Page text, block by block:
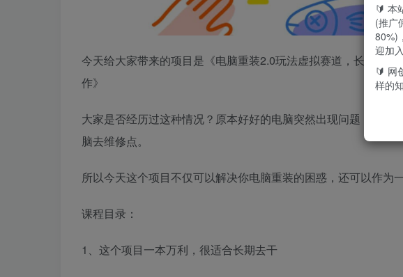
今天给大家带来的项目是《电脑重装2.0玩法虚拟赛道，长期蓝
作》
大家是否经历过这种情况？原本好好的电脑突然出现问题，自己
脑去维修点。
所以今天这个项目不仅可以解决你电脑重装的困惑，还可以作为
课程目录：
1、这个项目一本万利，很适合长期去干
🔰 本
(推广
80%)
迎加
🔰 网
样的